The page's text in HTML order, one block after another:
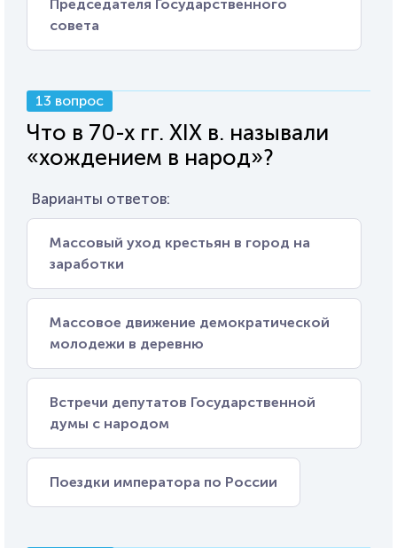
Председателя Государственного
совета
13 вопрос
Что в 70-х гг. XIX в. называли
«хождением в народ»?
Варианты ответов:
Массовый уход крестьян в город на
заработки
Массовое движение демократической
молодежи в деревню
Встречи депутатов Государственной
думы с народом
Поездки императора по России